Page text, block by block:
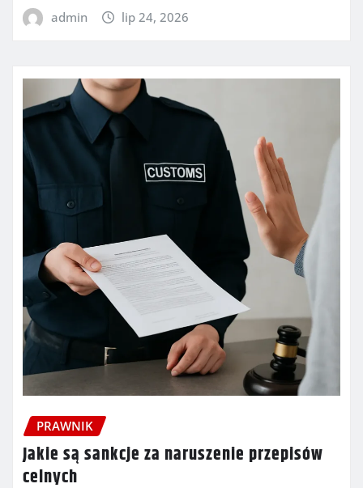
admin lip 24, 2026
PRAWNIK
Jakie są sankcje za naruszenie przepisów
celnych